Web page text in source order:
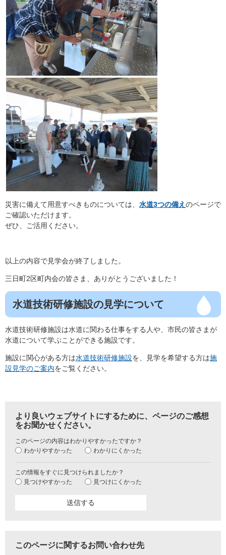
災害に備えて用意すべきものについては、 水道3つの備え のページで
ご確認いただけます。
ぜひ、ご活用ください。
以上の内容で見学会が終了しました。
三日町2区町内会の皆さま、ありがとうございました！
水道技術研修施設の見学について
水道技術研修施設は水道に関わる仕事をする人や、市民の皆さまが
水道について学ぶことができる施設です。
施設に関心がある方は水道技術研修施設を、見学を希望する方は施
設見学のご案内をご覧ください。
より良いウェブサイトにするために、ページのご感想
をお聞かせください。
このページの内容はわかりやすかったですか？
わかりやすかった
わかりにくかった
この情報をすぐに見つけられましたか？
見つけやすかった
見つけにくかった
このページに関するお問い合わせ先